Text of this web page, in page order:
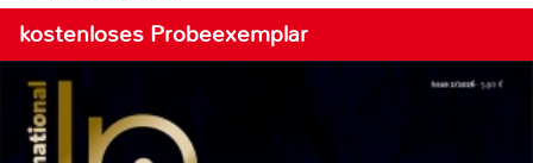
kostenloses Probeexemplar